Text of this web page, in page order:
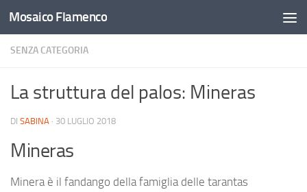
Salta al contenuto
Mosaico Flamenco
SENZA CATEGORIA
La struttura del palos: Mineras
DI SABINA · 30 LUGLIO 2018
Mineras
Minera è il fandango della famiglia delle tarantas